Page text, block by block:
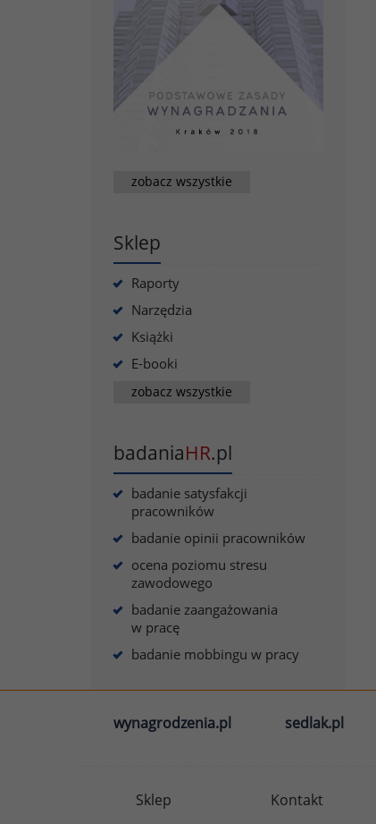
zobacz wszystkie
Sklep
Raporty
Narzędzia
Książki
E-booki
zobacz wszystkie
badaniaHR.pl
badanie satysfakcji
pracowników
badanie opinii pracowników
ocena poziomu stresu
zawodowego
badanie zaangażowania
w pracę
badanie mobbingu w pracy
wynagrodzenia.pl sedlak.pl
Sklep Kontakt